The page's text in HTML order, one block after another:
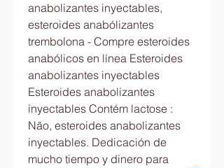
anabolizantes inyectables,
esteroides anabólizantes
trembolona - Compre esteroides
anabólicos en línea Esteroides
anabolizantes inyectables
Esteroides anabolizantes
inyectables Contém lactose :
Não, esteroides anabolizantes
inyectables. Dedicación de
mucho tiempo y dinero para